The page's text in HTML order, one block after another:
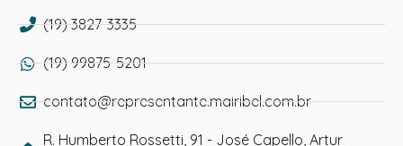
(19) 3827-3335
(19) 99875-5201
contato@representante.mairibel.com.br
R. Humberto Rossetti, 91 - José Capello, Artur